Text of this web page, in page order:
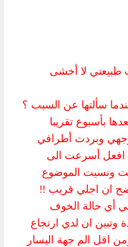
طبيعتي لا أخشى
سألتها عن السبب ؟
بأسبوع تقريبا
وبردت أطرافي
افعل أسرعت الى
ونسيت الموضوع
ان اجلي قريب !!
أي حالة الخوف
وتبين ان لدي ارتجاع
اقل الم جهة اليسار